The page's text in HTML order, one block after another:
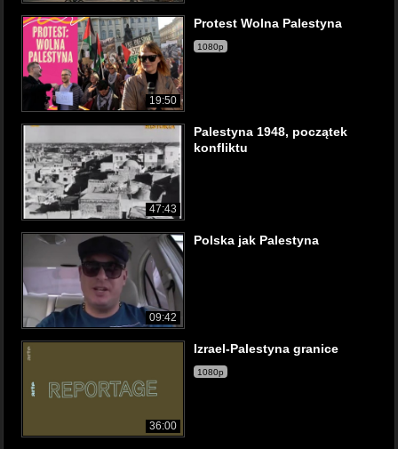
19:50
Protest Wolna Palestyna
1080p
47:43
Palestyna 1948, początek
konfliktu
09:42
Polska jak Palestyna
36:00
Izrael-Palestyna granice
1080p